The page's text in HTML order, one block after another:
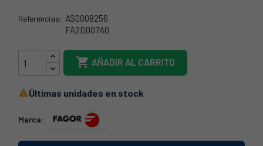
Referencias: AS0008256
FA2D007A0
 AÑADIR AL CARRITO
Últimas unidades en stock
Marca: